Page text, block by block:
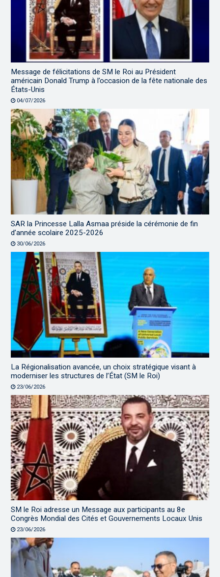
Message de félicitations de SM le Roi au Président
américain Donald Trump à l’occasion de la fête nationale des
États-Unis
04/07/2026
SAR la Princesse Lalla Asmaa préside la cérémonie de fin
d’année scolaire 2025-2026
30/06/2026
La Régionalisation avancée, un choix stratégique visant à
moderniser les structures de l’État (SM le Roi)
23/06/2026
SM le Roi adresse un Message aux participants au 8e
Congrès Mondial des Cités et Gouvernements Locaux Unis
23/06/2026